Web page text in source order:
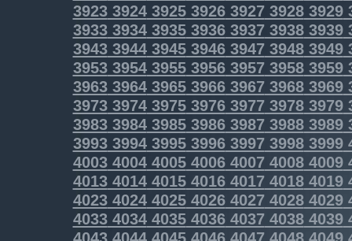
3923392439253926392739283929
3933393439353936393739383939
3943394439453946394739483949
3953395439553956395739583959
3963396439653966396739683969
3973397439753976397739783979
3983398439853986398739883989
3993399439953996399739983999
4003400440054006400740084009
40134014401540164017 40184019
4023402440254026402740284029
40334034403540364037 40384039